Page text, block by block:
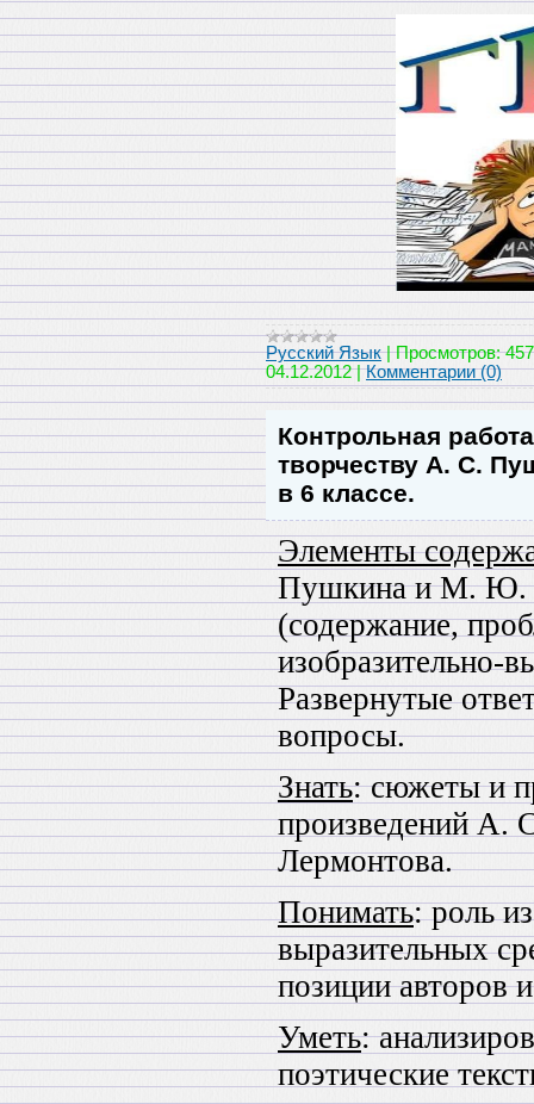
Русский Язык|Просмотров:
04.12.2012 |Комментарии (0)
Контрольная
творчеству А. С.
в 6 классе.
Элементы
Пушкина и М. Ю.
(содержание,
изобразительно-
Развернутые
вопросы.
Знать: сюжеты и
произведений
Лермонтова.
Понимать: роль
выразительных
позиции авторов
Уметь:
поэтические